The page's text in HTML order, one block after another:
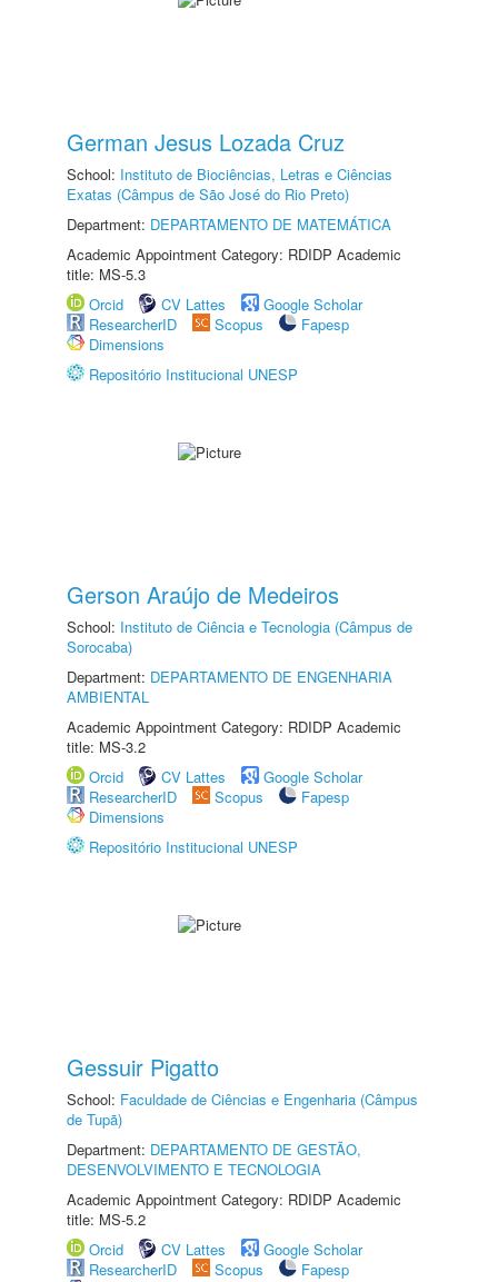
German Jesus Lozada Cruz
School: Instituto de Biociências, Letras e Ciências
Exatas (Câmpus de São José do Rio Preto)
Department: DEPARTAMENTO DE MATEMÁTICA
Academic Appointment Category: RDIDP Academic
title: MS-5.3
Orcid
CV Lattes
Google Scholar
ResearcherID
Scopus
Fapesp
Dimensions
Repositório Institucional UNESP
Gerson Araújo de Medeiros
School: Instituto de Ciência e Tecnologia (Câmpus de
Sorocaba)
Department: DEPARTAMENTO DE ENGENHARIA
AMBIENTAL
Academic Appointment Category: RDIDP Academic
title: MS-3.2
Orcid
CV Lattes
Google Scholar
ResearcherID
Scopus
Fapesp
Dimensions
Repositório Institucional UNESP
Gessuir Pigatto
School: Faculdade de Ciências e Engenharia (Câmpus
de Tupã)
Department: DEPARTAMENTO DE GESTÃO,
DESENVOLVIMENTO E TECNOLOGIA
Academic Appointment Category: RDIDP Academic
title: MS-5.2
Orcid
CV Lattes
Google Scholar
ResearcherID
Scopus
Fapesp